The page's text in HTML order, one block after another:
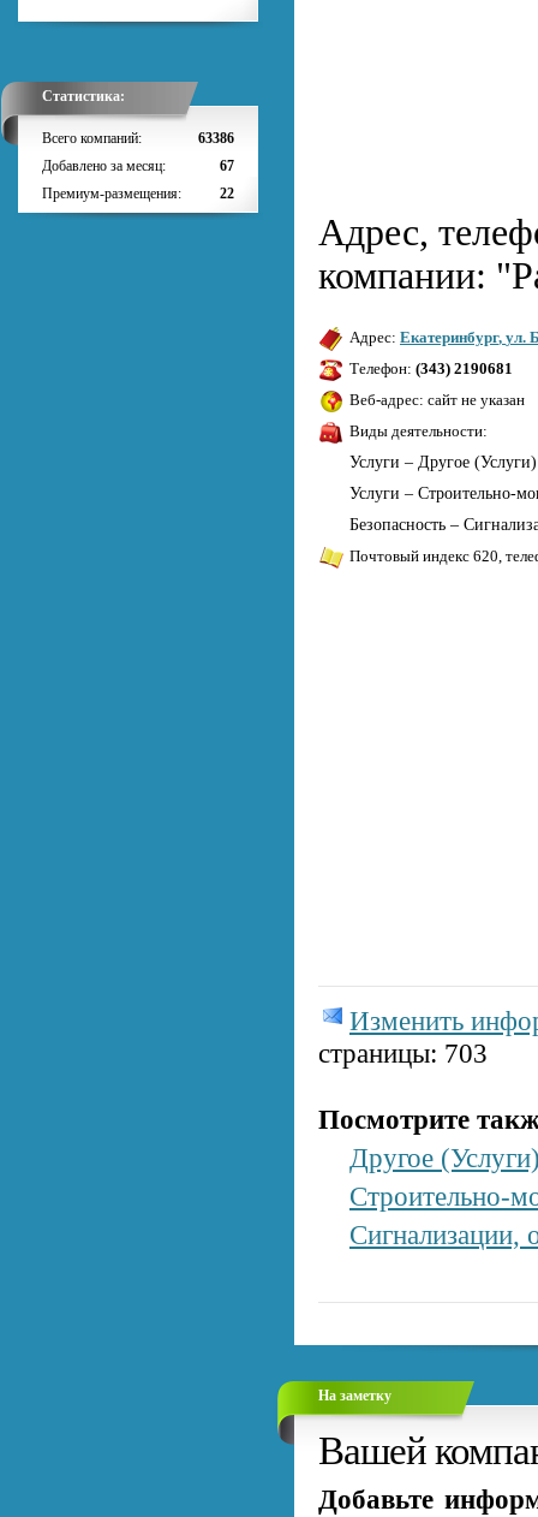
Адрес,
компании:
Адрес: Екатеринбург, ул.
Телефон: (343) 2190681
Веб-адрес: сайт не указан
Виды деятельности:
Услуги – Другое (Услуги)
Услуги – Строительно-
Безопасность –
Почтовый индекс 620,
Изменить
страницы: 703
Посмотрите
Другое
Строительно-
Сигнализации,
На заметку
Вашей
Добавьте
Статистика:
Всего компаний:
63386
Добавлено за месяц:
67
Премиум-размещения:
22